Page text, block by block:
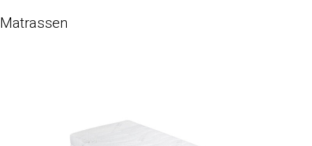
Matrassen